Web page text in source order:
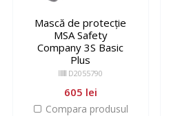
Mască de protecție
MSA Safety
Company 3S Basic
Plus
D2055790
605 lei
Compara produsul